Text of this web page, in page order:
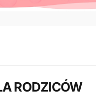
RODZICÓW